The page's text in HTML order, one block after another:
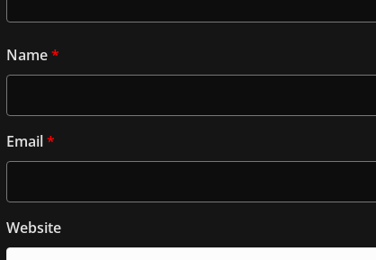
Name*
Email*
Website